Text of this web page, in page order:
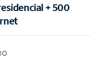
+ 500
o